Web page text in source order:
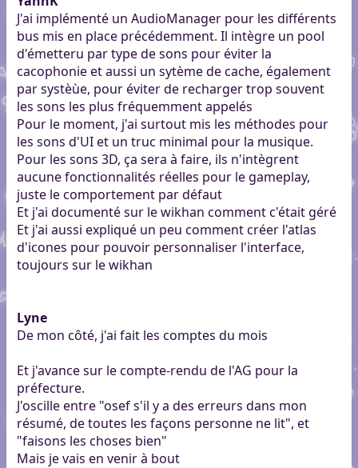
J'ai implémenté un AudioManager pour les différents
bus mis en place précédemment. Il intègre un pool
d'émetteru par type de sons pour éviter la
cacophonie et aussi un sytème de cache, également
par systèùe, pour éviter de recharger trop souvent
les sons les plus fréquemment appelés
Pour le moment, j'ai surtout mis les méthodes pour
les sons d'UI et un truc minimal pour la musique.
Pour les sons 3D, ça sera à faire, ils n'intègrent
aucune fonctionnalités réelles pour le gameplay,
juste le comportement par défaut
Et j'ai documenté sur le wikhan comment c'était géré
Et j'ai aussi expliqué un peu comment créer l'atlas
d'icones pour pouvoir personnaliser l'interface,
toujours sur le wikhan
Lyne
De mon côté, j'ai fait les comptes du mois
Et j'avance sur le compte-rendu de l'AG pour la
préfecture.
J'oscille entre "osef s'il y a des erreurs dans mon
résumé, de toutes les façons personne ne lit", et
"faisons les choses bien"
Mais je vais en venir à bout